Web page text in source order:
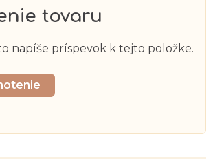
tovaru
napíše príspevok k tejto položke.